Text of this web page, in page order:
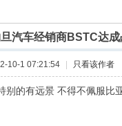
汽车经销商BSTC达
10-1 07:21:54 只看该作者
别的有远景 不得不佩服比